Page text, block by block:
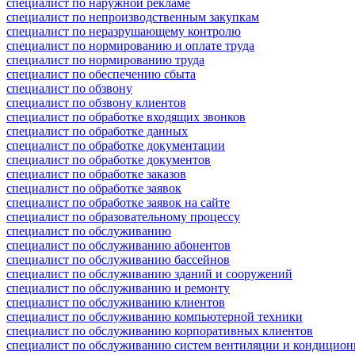
специалист по непроизводственным закупкам
специалист по неразрушающему контролю
специалист по нормированию и оплате труда
специалист по нормированию труда
специалист по обеспечению сбыта
специалист по обзвону
специалист по обзвону клиентов
специалист по обработке входящих звонков
специалист по обработке данных
специалист по обработке документации
специалист по обработке документов
специалист по обработке заказов
специалист по обработке заявок
специалист по обработке заявок на сайте
специалист по образовательному процессу
специалист по обслуживанию
специалист по обслуживанию абонентов
специалист по обслуживанию бассейнов
специалист по обслуживанию зданий и сооружений
специалист по обслуживанию и ремонту
специалист по обслуживанию клиентов
специалист по обслуживанию компьютерной техники
специалист по обслуживанию корпоративных клиентов
специалист по обслуживанию систем вентиляции и